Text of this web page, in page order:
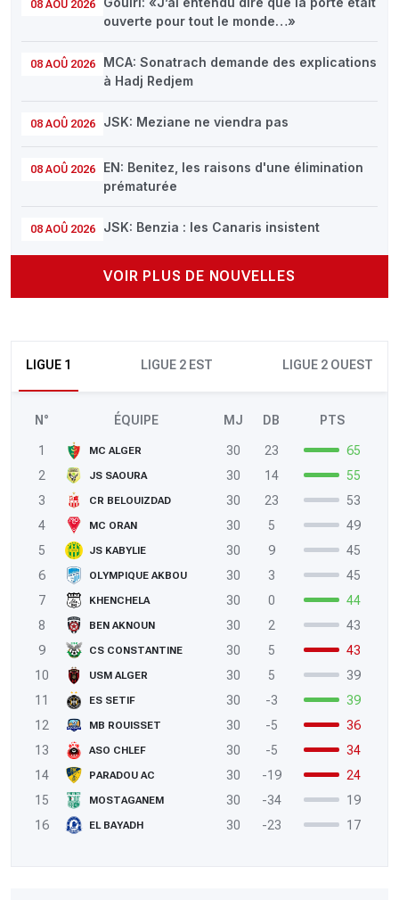
08 AOÛ 2026
ouverte pour tout le monde…»
08 AOÛ 2026
MCA: Sonatrach demande des explications
à Hadj Redjem
08 AOÛ 2026 JSK: Meziane ne viendra pas
08 AOÛ 2026
EN: Benitez, les raisons d'une élimination
prématurée
08 AOÛ 2026 JSK: Benzia : les Canaris insistent
VOIR PLUS DE NOUVELLES
LIGUE 1 LIGUE 2 EST LIGUE 2 OUEST
N° ÉQUIPE MJ DB PTS
1 MC ALGER 30 23
65
2
JS SAOURA 30 14
55
3
CR BELOUIZDAD 30 23
53
4
MC ORAN 30 5
49
5
JS KABYLIE 30 9
45
6
OLYMPIQUE AKBOU 30 3
45
7
KHENCHELA 30 0
44
8
BEN AKNOUN 30 2
43
9
CS CONSTANTINE 30 5
43
10
USM ALGER 30 5
39
11
ES SETIF 30 -3
39
12
MB ROUISSET 30 -5
36
13
ASO CHLEF 30 -5
34
14
PARADOU AC 30 -19
24
15
MOSTAGANEM 30 -34
19
16
EL BAYADH 30 -23 17